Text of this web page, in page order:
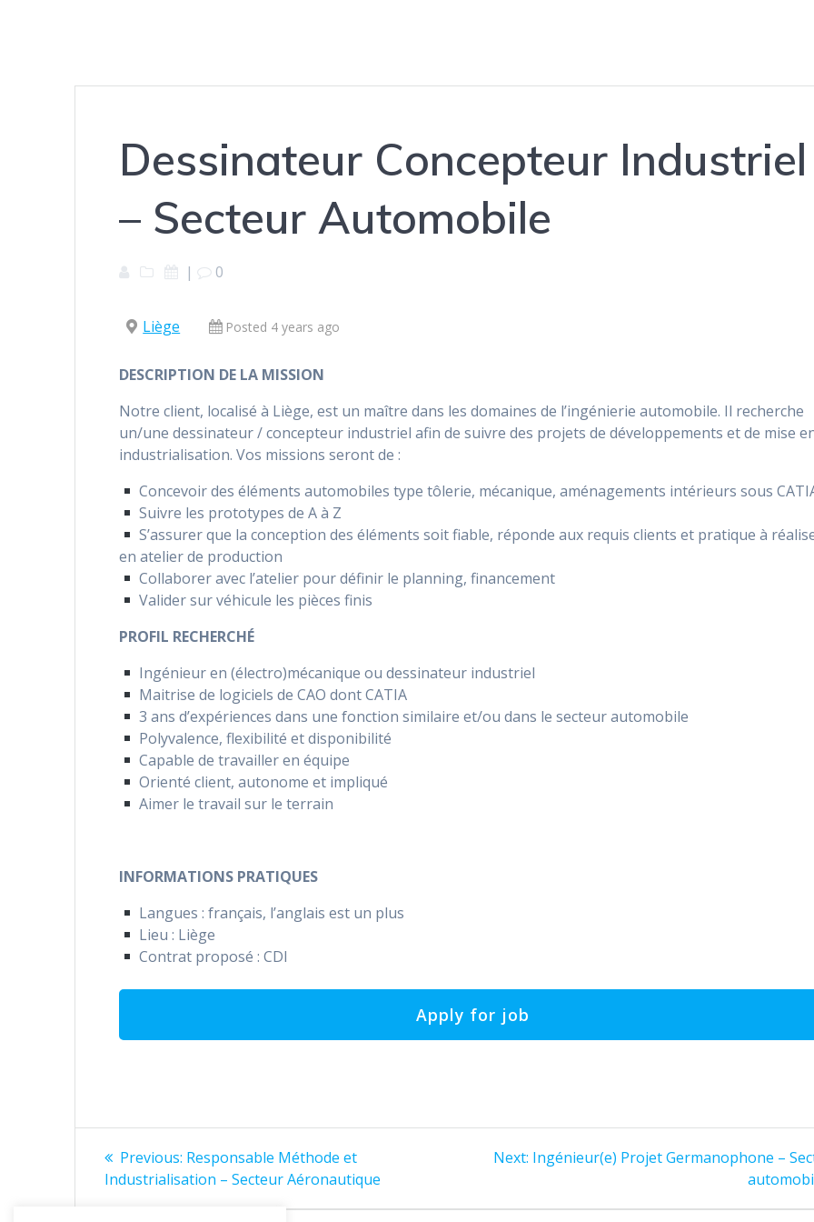
Dessinateur Concepteur Industriel
– Secteur Automobile
| 0
Liège Posted 4 years ago
DESCRIPTION DE LA MISSION
Notre client, localisé à Liège, est un maître dans les domaines de l’ingénierie automobile. Il recherche
un/une dessinateur / concepteur industriel afin de suivre des projets de développements et de mise
industrialisation. Vos missions seront de :
Concevoir des éléments automobiles type tôlerie, mécanique, aménagements intérieurs sous
Suivre les prototypes de A à Z
S’assurer que la conception des éléments soit fiable, réponde aux requis clients et pratique à
en atelier de production
Collaborer avec l’atelier pour définir le planning, financement
Valider sur véhicule les pièces finis
PROFIL RECHERCHÉ
Ingénieur en (électro)mécanique ou dessinateur industriel
Maitrise de logiciels de CAO dont CATIA
3 ans d’expériences dans une fonction similaire et/ou dans le secteur automobile
Polyvalence, flexibilité et disponibilité
Capable de travailler en équipe
Orienté client, autonome et impliqué
Aimer le travail sur le terrain
INFORMATIONS PRATIQUES
Langues : français, l’anglais est un plus
Lieu : Liège
Contrat proposé : CDI
Post
navigation
Previous: Previous
post:
Responsable Méthode et
Industrialisation – Secteur Aéronautique
Next: Next
Ingénieur(e) Projet Germanophone –